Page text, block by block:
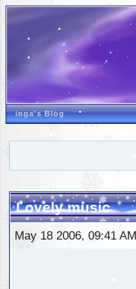
inga's Blog
Lovely music
May 18 2006, 09:41